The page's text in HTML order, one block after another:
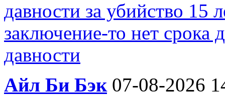
давности за убийство 15
заключение-то нет срока
давности
Айл Би Бэк07-08-2026